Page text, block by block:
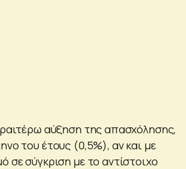
αύξηση της απασχόλησης,
του έτους (0,5%), αν και με
σε σύγκριση με το αντίστοιχο